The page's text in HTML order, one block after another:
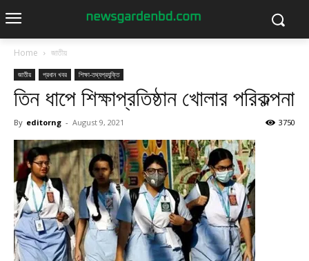
Home জাতীয়
জাতীয় প্রধান খবর শিক্ষা-তথ্যপ্রযুক্তি
তিন ধাপে শিক্ষাপ্রতিষ্ঠান খোলার পরিকল্পনা
By editorng - August 9, 2021 3750